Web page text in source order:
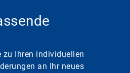
zu Ihren individuellen
an Ihr neues